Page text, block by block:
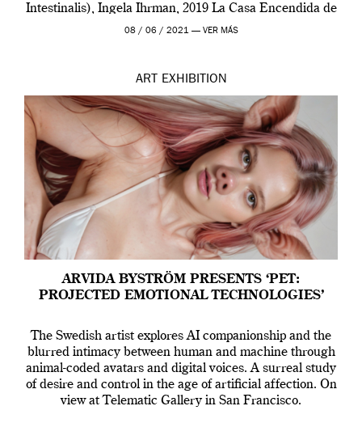
Intestinalis), Ingela Ihrman, 2019 La Casa Encendida de
Madrid y la Wellcome […]
08 / 06 / 2021 — VER MÁS
ART EXHIBITION
ARVIDA BYSTRÖM PRESENTS ‘PET:
PROJECTED EMOTIONAL TECHNOLOGIES’
The Swedish artist explores AI companionship and the
blurred intimacy between human and machine through
animal-coded avatars and digital voices. A surreal study
of desire and control in the age of artificial affection. On
view at Telematic Gallery in San Francisco.